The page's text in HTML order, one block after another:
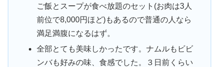
ご飯とスープが食べ放題のセット(お肉は3人
前位で8,000円ほど)もあるので普通の人なら
満足満腹になるはず。
全部とても美味しかったです。ナムルもビビ
ンバも好みの味、食感でした。３日前くらい